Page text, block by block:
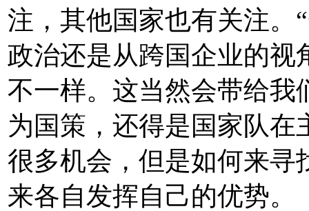
注，其他国家也有关注。
政治还是从跨国企业的视
不一样。这当然会带给我
为国策，还得是国家队
很多机会，但是如何来寻
来各自发挥自己的优势。